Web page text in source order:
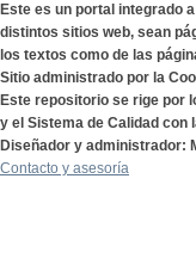
Este es un portal integrado
distintos sitios web, sean
los textos como de las
Sitio administrado por la
Este repositorio se rige por
y el Sistema de Calidad con
Diseñador y administrador:
Contacto y asesoría